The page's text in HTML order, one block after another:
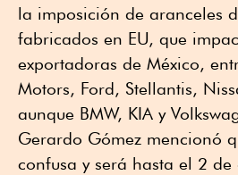
la imposición de aranceles
fabricados en EU, que
exportadoras de México,
Motors, Ford, Stellantis,
aunque BMW, KIA y
Gerardo Gómez mencionó
confusa y será hasta el 2